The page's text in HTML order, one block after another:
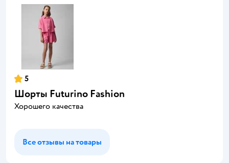
5
Шорты Futurino Fashion
Хорошего качества
Все отзывы на товары